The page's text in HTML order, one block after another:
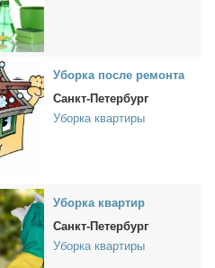
Убор­ка по­сле ре­мон­та
Санкт-Петербург
Уборка квартиры
Убор­ка квар­тир
Санкт-Петербург
Уборка квартиры